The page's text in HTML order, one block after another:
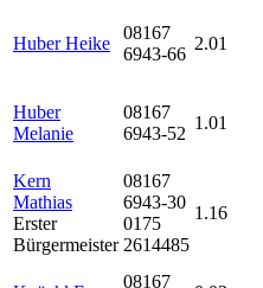
Huber Heike
08167
6943-66
2.01
Huber
Melanie
08167
6943-52
1.01
Kern
Mathias
Erster
Bürgermeister
08167
6943-30
0175
2614485
1.16
08167